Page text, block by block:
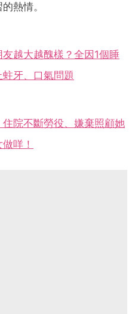
熱情。
友越大越醜樣？全因1個睡
牙、口氣問題
住院不斷勞役、嫌棄照顧她
咩！